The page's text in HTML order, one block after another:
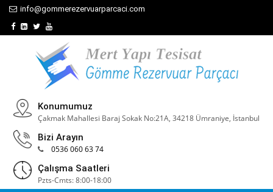
info@gommerezervuarparcaci.com
Konumumuz
Çakmak Mahallesi Baraj Sokak No:21A, 34218 Ümraniye, İstanbul
Bizi Arayın
0536 060 63 74
Çalışma Saatleri
Pzts-Cmts: 8:00-18:00